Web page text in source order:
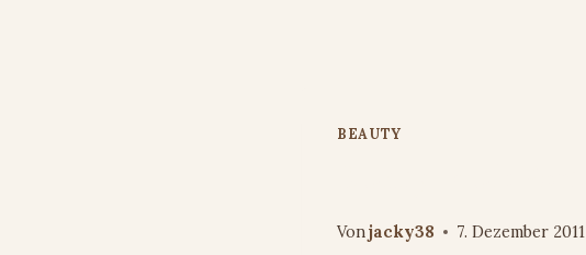
BEAUTY
Vonjacky38 7. Dezember 2011